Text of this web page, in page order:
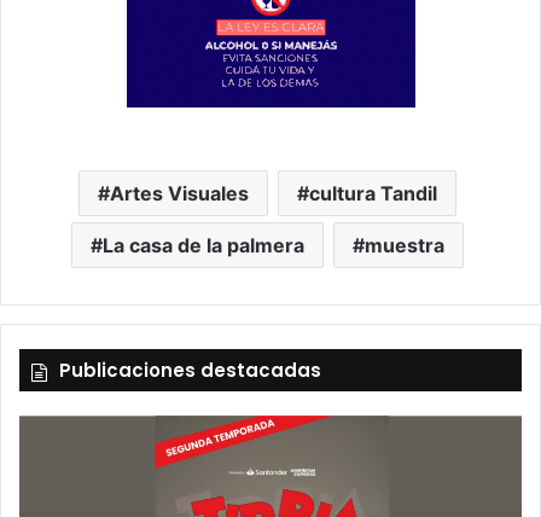
Artes Visuales cultura Tandil
La casa de la palmera muestra
Publicaciones destacadas